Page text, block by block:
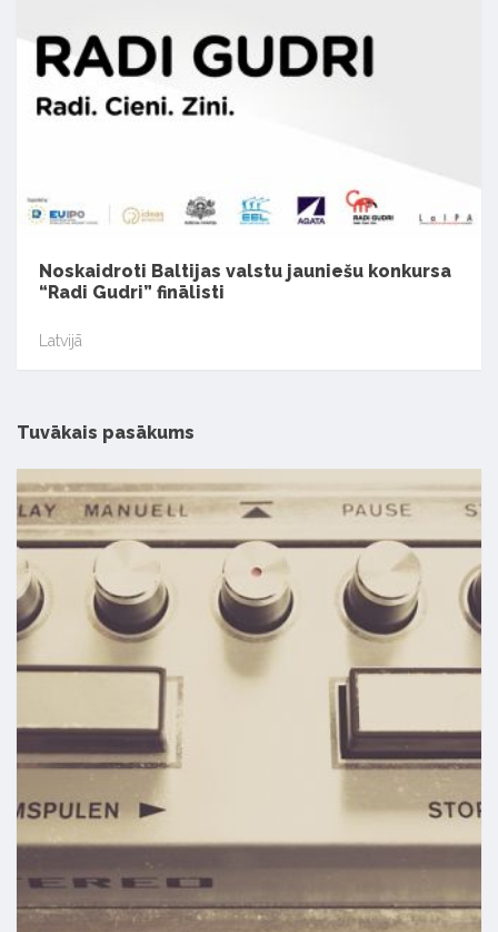
Noskaidroti Baltijas valstu jauniešu konkursa
“Radi Gudri” finālisti
Latvijā
Tuvākais pasākums